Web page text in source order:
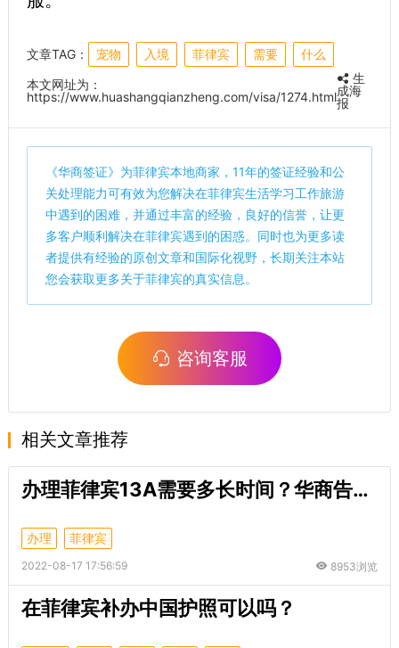
文章TAG： 宠物 入境 菲律宾 需要
什么
本文网址为：
https://www.huashangqianzheng.com/visa/1274.html
生
成海
报
《华商签证》为菲律宾本地商家，11年的签证经验和公
关处理能力可有效为您解决在菲律宾生活学习工作旅游
中遇到的困难，并通过丰富的经验，良好的信誉，让更
多客户顺利解决在菲律宾遇到的困惑。同时也为更多读
者提供有经验的原创文章和国际化视野，长期关注本站
您会获取更多关于菲律宾的真实信息。
咨询客服
相关文章推荐
办理菲律宾13A需要多长时间？华商告诉你！
办理 菲律宾
2022-08-17 17:56:59 8953浏览
在菲律宾补办中国护照可以吗？